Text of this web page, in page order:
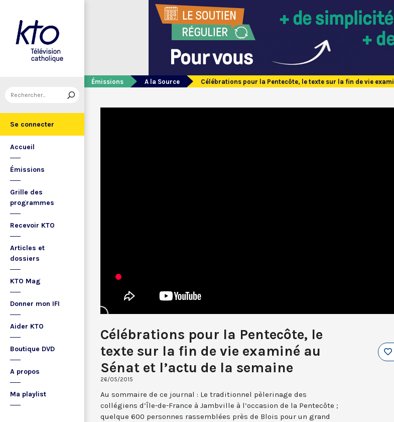
Se connecter
Accueil
Émissions
Grille des
programmes
Recevoir KTO
Articles et
dossiers
KTO Mag
Donner mon IFI
Aider KTO
Boutique DVD
A propos
Ma playlist
Émissions A la Source Célébrations pour la Pentecôte, le texte sur la fin de vie
Célébrations pour la Pentecôte, le
texte sur la fin de vie examiné au
Sénat et l’actu de la semaine
26/05/2015
Au sommaire de ce journal : Le traditionnel pèlerinage des
collégiens d’Île-de-France à Jambville à l’occasion de la Pentecôte ;
quelque 600 personnes rassemblées près de Blois pour un grand